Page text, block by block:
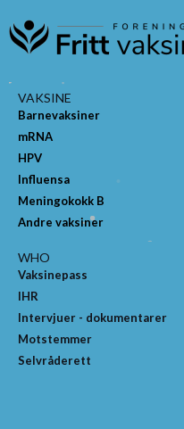
VAKSINE
Barnevaksiner
mRNA
HPV
Influensa
Meningokokk B
Andre vaksiner
WHO
Vaksinepass
IHR
Intervjuer - dokumentarer
Motstemmer
Selvråderett